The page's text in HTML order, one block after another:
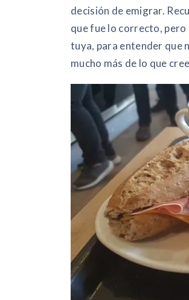
decisión de emigrar.
que fue lo correcto,
tuya, para entender que
mucho más de lo que